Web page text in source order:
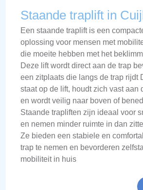
Staande traplift in
Een staande traplift is een
oplossing voor mensen met
die moeite hebben met het
Deze lift wordt direct aan de trap
een zitplaats die langs de trap rijdt
staat op de lift, houdt zich vast aan
en wordt veilig naar boven of
Staande trapliften zijn ideaal voor
en nemen minder ruimte in dan
Ze bieden een stabiele en
trap te nemen en bevorderen
mobiliteit in huis